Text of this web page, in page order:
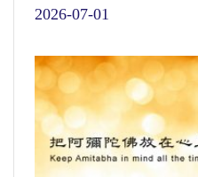
2026-07-01